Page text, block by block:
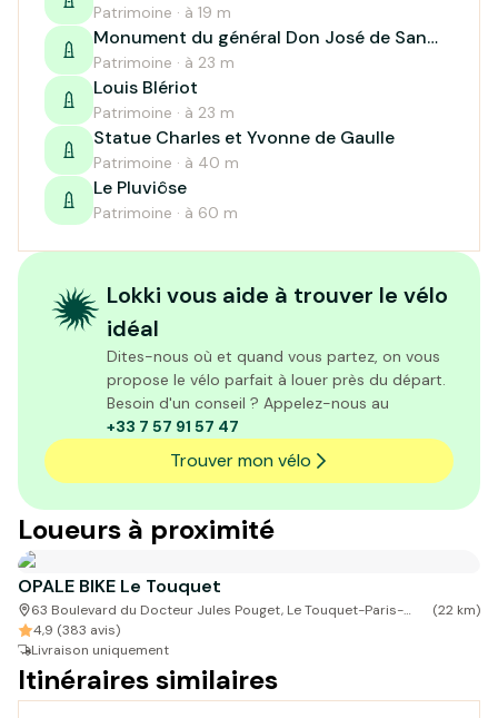
Patrimoine · à 19 m
Monument du général Don José de San
Martin
Patrimoine · à 23 m
Louis Blériot
Patrimoine · à 23 m
Statue Charles et Yvonne de Gaulle
Patrimoine · à 40 m
Le Pluviôse
Patrimoine · à 60 m
Lokki vous aide à trouver le vélo
idéal
Dites-nous où et quand vous partez, on vous
propose le vélo parfait à louer près du départ.
Besoin d'un conseil ? Appelez-nous au
+33 7 57 91 57 47
Trouver mon vélo
Loueurs à proximité
OPALE BIKE Le Touquet
63 Boulevard du Docteur Jules Pouget, Le Touquet-Paris-
Plage, France
(22 km)
4,9 (383 avis)
Livraison uniquement
Itinéraires similaires